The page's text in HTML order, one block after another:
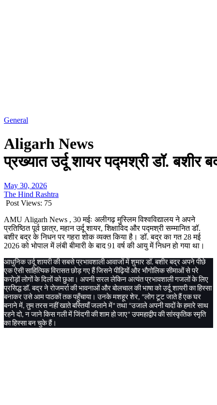
General
Aligarh News
प्रख्यात उर्दू शायर पद्मश्री डॉ.
May 30, 2026
The Hind Rashtra
Post Views: 75
AMU Aligarh News , 30 मईः अलीगढ़ मुस्लिम विश्वविद्यालय ने अपने
प्रतिष्ठित पूर्व छात्र, महान उर्दू शायर, शिक्षाविद और पद्मश्री सम्मानित डॉ.
बशीर बद्र के निधन पर गहरा शोक व्यक्त किया है। डॉ. बद्र का गत 28 मई
2026 को भोपाल में लंबी बीमारी के बाद 91 वर्ष की आयु में निधन हो गया था।
आधुनिकउर्दूशायरीकीसबसेप्रभावशालीआवाजोंमेंशुमारडॉ. बशीरबद्रअपनेपीछे
एकऐसीसाहित्यिकविरासतछोड़गएहैंजिसनेपीढ़ियोंऔरभौगोलिकसीमाओंसेपरे
करोड़ोंलोगोंकेदिलोंकोछुआ। अपनीसरललेकिनअत्यंतप्रभावशालीगजलोंकेलिए
प्रसिद्धडॉ. बद्रनेरोजमर्राकीभावनाओंऔरबोलचालकीभाषाकोउर्दूशायरीकाहिस्सा
बनाकरउसेआमपाठकोंतकपहुँचाया। उनकेमशहूरशेर, “लोगटूटजातेहैंएकघर
बनानेमें, तुमतरसनहींखातेबस्तियाँजलानेमें” तथा “उजालेअपनीयादोंकेहमारेसाथ
रहनेदो, नजानेकिसगलीमेंजिंदगीकीशामहोजाए” उपमहाद्वीपकीसांस्कृतिकस्मृति
काहिस्साबनचुकेहैं।